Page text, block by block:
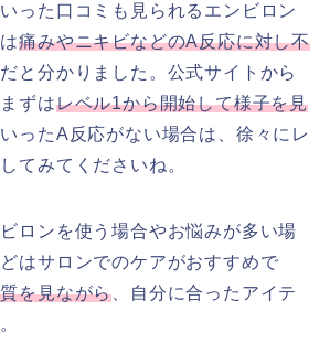
った口コミも見られるエンビロン
痛みやニキビなどのA反応に対し不
だと分かりました。公式サイトから
ずはレベル1から開始して様子を見
ったA反応がない場合は、徐々にレ
てみてくださいね。
ロンを使う場合やお悩みが多い場
はサロンでのケアがおすすめで
を見ながら 、自分に合ったアイテ